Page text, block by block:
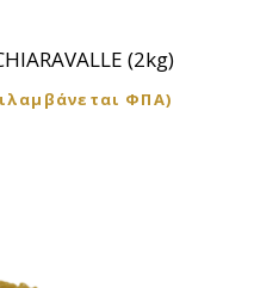
(2kg)
ΦΠΑ)